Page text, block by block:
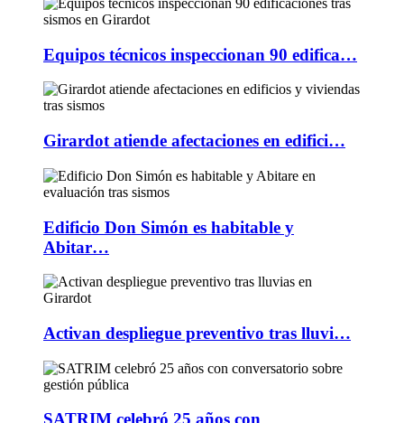
Equipos técnicos inspeccionan 90 edifica…
Girardot atiende afectaciones en edifici…
Edificio Don Simón es habitable y
Abitar…
Activan despliegue preventivo tras lluvi…